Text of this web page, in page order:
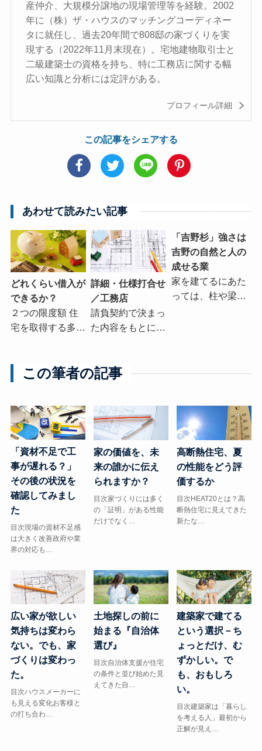
産仲介、大規模分譲地の現場管理等を経験。2002
年に（株）ザ・ハウスのマッチングコーディネー
タに就任し、過去20年間で808邸の家づくりを実
現する（2022年11月末現在）。宅地建物取引士と
二級建築士の資格を持ち、特に工務店に関する幅
広い知識と分析には定評がある。
プロフィール詳細
この記事をシェアする
あわせて読みたい記事
どれくらい借入が
できるか？
２つの限度額 住
宅を取得する多…
詳細・仕様打合せ
／工務店
請負契約で決まっ
た内容をもとに…
「吉野杉」強さは
吉野の自然と人の
成せる業
家を建てるにあた
っては、柱や梁…
この筆者の記事
「資材不足で工
事が遅れる？」
その後の状況を
確認してみまし
た
目次現場の資材不足感
は大きく改善政府や業
界の対応も…
家の価値を、未
来の誰かに伝え
られますか？
目次家づくりには多く
の「証明」がある性能
だけでなく…
高断熱住宅、夏
の性能をどう評
価するか
目次HEAT20とは？高
断熱住宅に見えてきた
新たな…
広い家が欲しい
気持ちは変わら
ない。でも、家
づくりは変わっ
た。
目次ハウスメーカーに
も見える変化お客様と
の打ち合わ…
土地探しの前に
始まる『自治体
選び』
目次自治体支援が住宅
の条件と並び始めた見
えてきた自…
建築家で建てる
という選択－ち
ょっとだけ、む
ずかしい。で
も、おもしろ
い。
目次建築家は「暮らし
を考える人」最初から
正解が見え…